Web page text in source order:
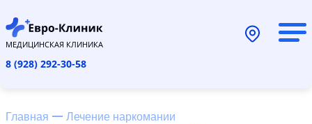
МЕДИЦИНСКАЯ КЛИНИКА
8 (928) 292-30-58
Главная
Лечение наркомании